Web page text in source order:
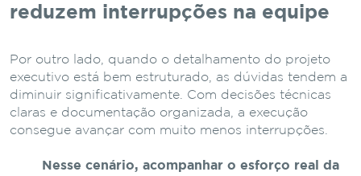
reduzem interrupções na equipe
Por outro lado, quando o detalhamento do projeto
executivo está bem estruturado, as dúvidas tendem a
diminuir significativamente. Com decisões técnicas
claras e documentação organizada, a execução
consegue avançar com muito menos interrupções.
Nesse cenário, acompanhar o esforço real da